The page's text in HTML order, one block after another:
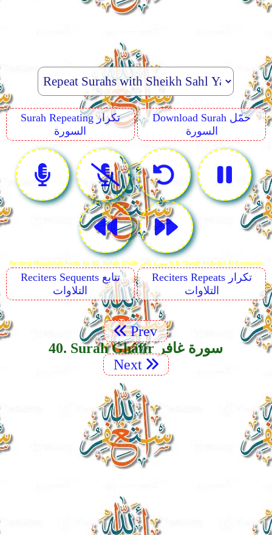
Surah Repeating تكرار
السورة
Download Surah حمّل
السورة
Reciting Murattalah Audio for 40. Surah Ghâfir سورة غافر N.B *Surah Includes Al-Basmalah
Reciters Sequents تتابع
التلاوات
Reciters Repeats تكرار
التلاوات
Prev
40. Surah Ghâfir سورة غافر
Next